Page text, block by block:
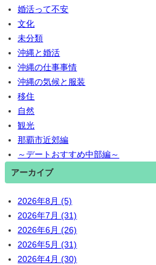
婚活って不安
文化
未分類
沖縄と婚活
沖縄の仕事事情
沖縄の気候と服装
移住
自然
観光
那覇市近郊編
～デートおすすめ中部編～
アーカイブ
2026年8月 (5)
2026年7月 (31)
2026年6月 (26)
2026年5月 (31)
2026年4月 (30)